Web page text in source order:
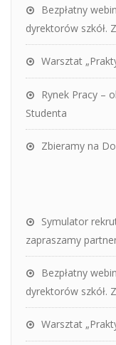
Bezpłatny
dyrektorów szkół.
Warsztat
Rynek Pracy –
Studenta
Zbieramy na
Symulator
zapraszamy
Bezpłatny
dyrektorów szkół.
Warsztat